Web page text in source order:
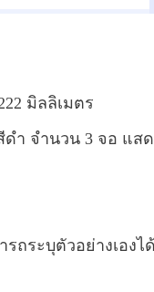
มิลลิเมตร
ดำ จำนวน 3 จอ แ
ถระบุตัวอย่างเองไ